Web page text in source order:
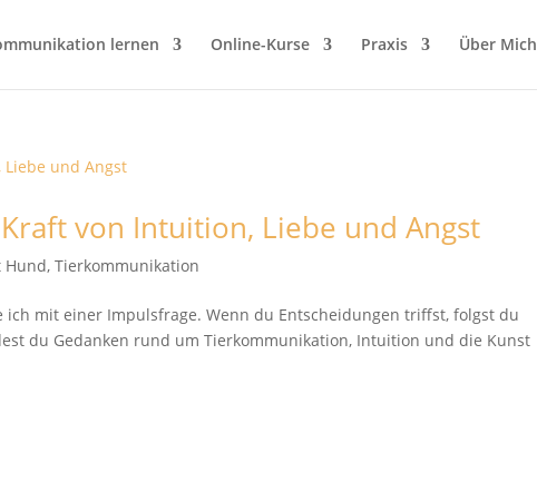
lernen Online-Kurse Praxis Über Mich
von Intuition, Liebe und Angst
Hund,Tierkommunikation
ich mit einer Impulsfrage. Wenn du Entscheidungen triffst, folgst du
du Gedanken rund um Tierkommunikation, Intuition und die Kunst